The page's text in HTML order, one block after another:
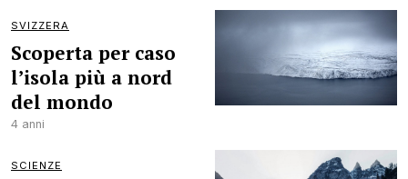
SVIZZERA
Scoperta per caso
l’isola più a nord
del mondo
4 anni
SCIENZE